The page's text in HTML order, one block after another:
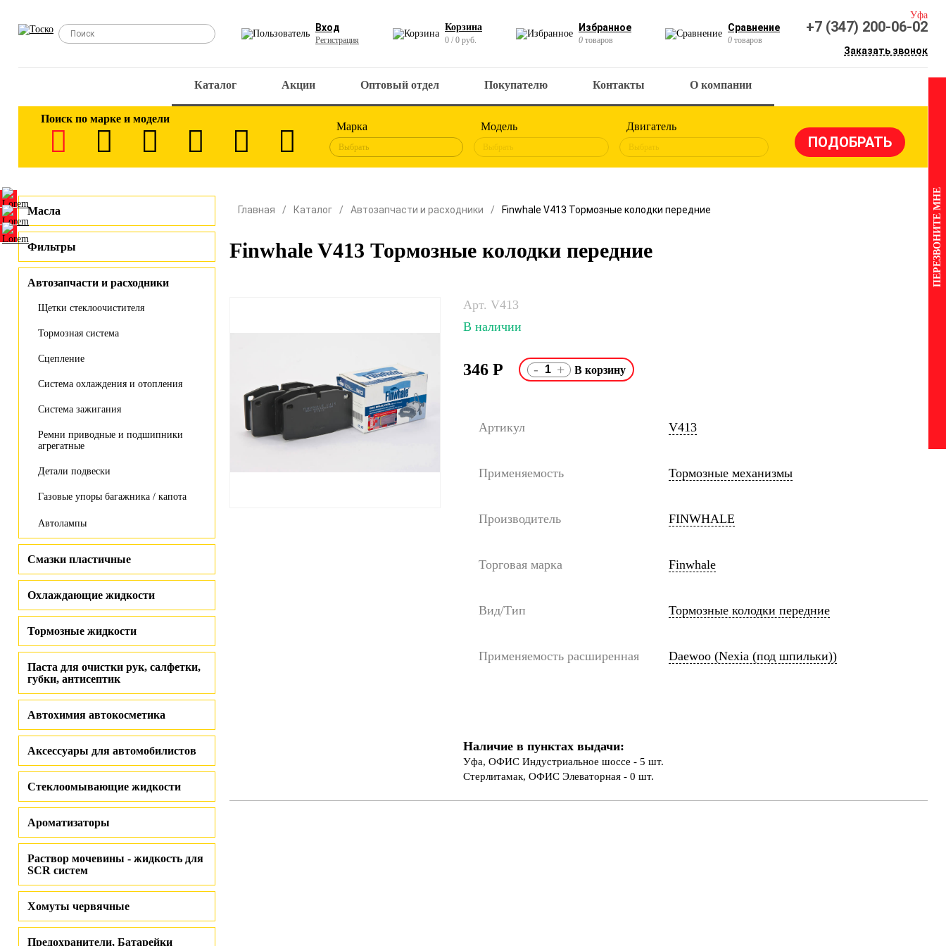
Вход
Регистрация
Корзина
0 / 0 руб.
Избранное
0 товаров
Сравнение
0 товаров
Уфа
+7 (347) 200-06-02
Заказать звонок
Каталог Акции Оптовый отдел Покупателю Контакты О компании
Поиск по марке и модели
Марка
Выбрать
Модель
Выбрать
Двигатель
Выбрать
Масла
Фильтры
Автозапчасти и расходники
Щетки стеклоочистителя
Тормозная система
Сцепление
Система охлаждения и отопления
Система зажигания
Ремни приводные и подшипники
агрегатные
Детали подвески
Газовые упоры багажника / капота
Автолампы
Смазки пластичные
Охлаждающие жидкости
Тормозные жидкости
Паста для очистки рук, салфетки,
губки, антисептик
Автохимия автокосметика
Аксессуары для автомобилистов
Стеклоомывающие жидкости
Ароматизаторы
Раствор мочевины - жидкость для
SCR систем
Хомуты червячные
Предохранители, Батарейки
Главная Каталог Автозапчасти и расходники Finwhale V413 Тормозные колодки передние
Finwhale V413 Тормозные колодки передние
Арт. V413
В наличии
346 Р - +
Артикул V413
Применяемость Тормозные механизмы
Производитель FINWHALE
Торговая марка Finwhale
Вид/Тип Тормозные колодки передние
Применяемость расширенная Daewoo (Nexia (под шпильки))
Наличие в пунктах выдачи:
Уфа, ОФИС Индустриальное шоссе - 5 шт.
Стерлитамак, ОФИС Элеваторная - 0 шт.
ПЕРЕЗВОНИТЕ МНЕ